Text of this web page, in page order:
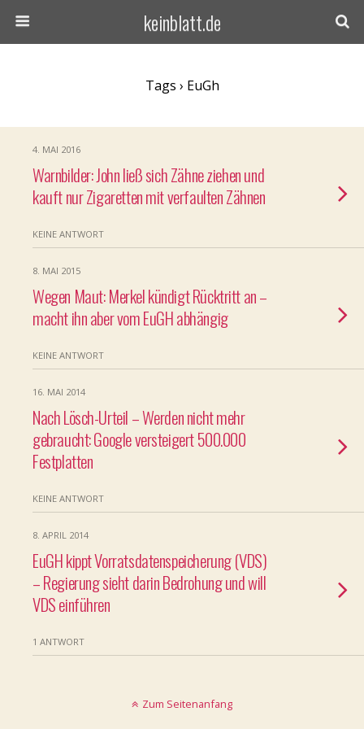
keinblatt.de
Tags › EuGh
4. MAI 2016
Warnbilder: John ließ sich Zähne ziehen und
kauft nur Zigaretten mit verfaulten Zähnen
KEINE ANTWORT
8. MAI 2015
Wegen Maut: Merkel kündigt Rücktritt an –
macht ihn aber vom EuGH abhängig
KEINE ANTWORT
16. MAI 2014
Nach Lösch-Urteil – Werden nicht mehr
gebraucht: Google versteigert 500.000
Festplatten
KEINE ANTWORT
8. APRIL 2014
EuGH kippt Vorratsdatenspeicherung (VDS)
– Regierung sieht darin Bedrohung und will
VDS einführen
1 ANTWORT
Zum Seitenanfang